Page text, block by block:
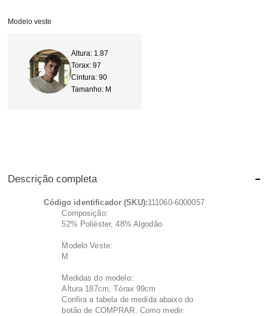
Modelo veste
Altura: 1.87
Torax: 97
Cintura: 90
Tamanho: M
Descrição completa
Código identificador (SKU):111060-6000057
Composição:
52% Poliéster, 48% Algodão
Modelo Veste:
M
Medidas do modelo:
Altura 187cm, Tórax 99cm
Confira a tabela de medida abaixo do
botão de COMPRAR. Como medir: